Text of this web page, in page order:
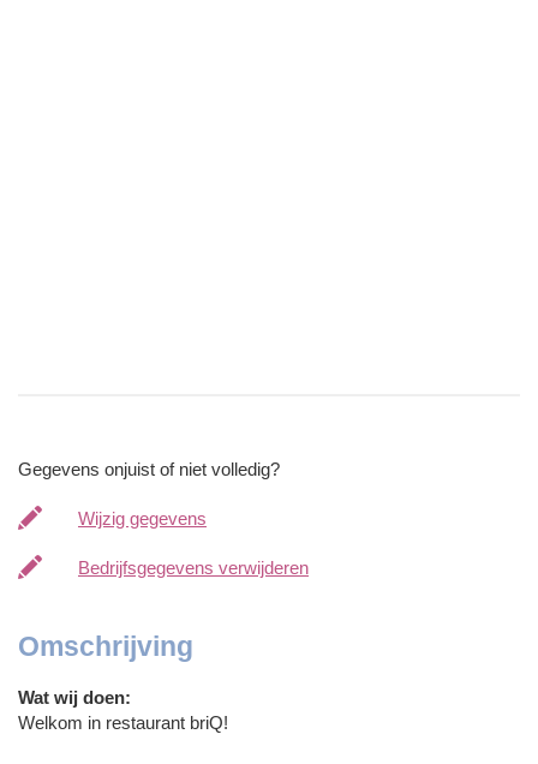
Gegevens onjuist of niet volledig?
Wijzig gegevens
Bedrijfsgegevens verwijderen
Omschrijving
Wat wij doen:
Welkom in restaurant briQ!